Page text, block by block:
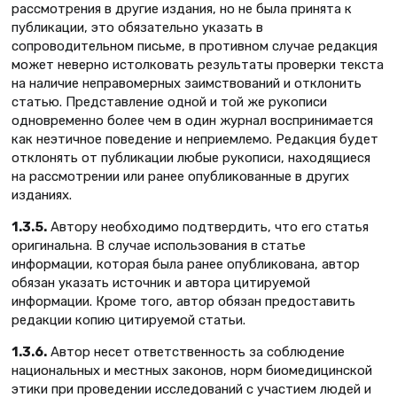
рассмотрения в другие издания, но не была принята к
публикации, это обязательно указать в
сопроводительном письме, в противном случае редакция
может неверно истолковать результаты проверки текста
на наличие неправомерных заимствований и отклонить
статью. Представление одной и той же рукописи
одновременно более чем в один журнал воспринимается
как неэтичное поведение и неприемлемо. Редакция будет
отклонять от публикации любые рукописи, находящиеся
на рассмотрении или ранее опубликованные в других
изданиях.
1.3.5. Автору необходимо подтвердить, что его статья
оригинальна. В случае использования в статье
информации, которая была ранее опубликована, автор
обязан указать источник и автора цитируемой
информации. Кроме того, автор обязан предоставить
редакции копию цитируемой статьи.
1.3.6. Автор несет ответственность за соблюдение
национальных и местных законов, норм биомедицинской
этики при проведении исследований с участием людей и